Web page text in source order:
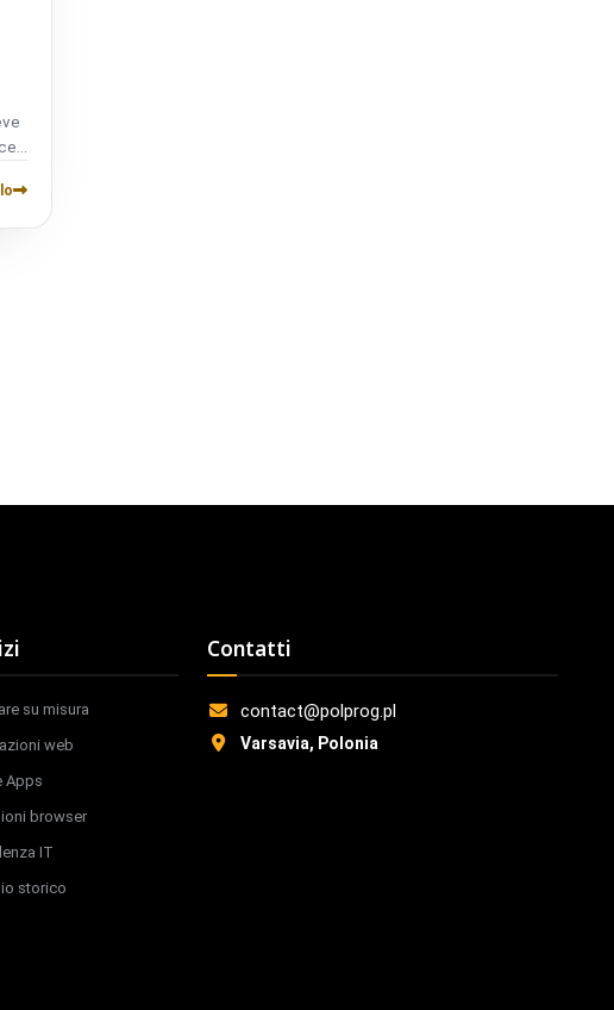
su misura
web
Apps
browser
IT
storico
Contatti
contact@polprog.pl
Varsavia, Polonia